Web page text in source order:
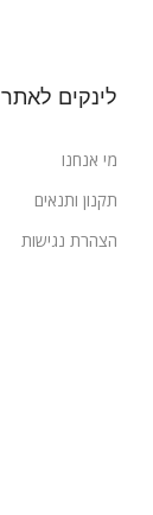
לינקים לאתר
מי אנחנו
תקנון ותנאים
הצהרת נגישות